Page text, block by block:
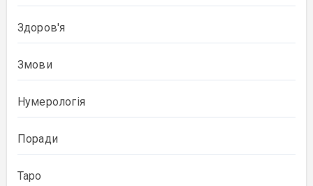
Здоров'я
Змови
Нумерологія
Поради
Таро